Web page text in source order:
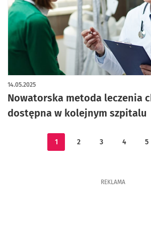
Nowatorska metoda leczenia
dostępna w kolejnym szpitalu
14.05.2025
1 2 3 4 5
REKLAMA